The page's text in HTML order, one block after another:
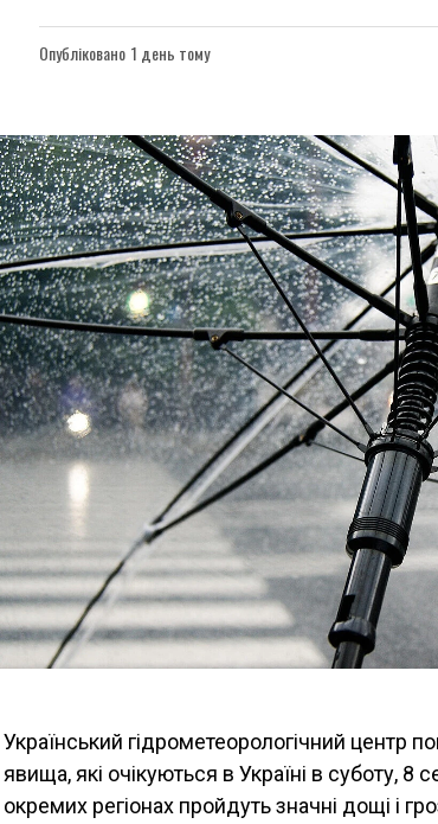
Опубліковано 1 день тому
Український гідрометеорологічний центр
явища, які очікуються в Україні в суботу, 8
окремих регіонах пройдуть значні дощі і